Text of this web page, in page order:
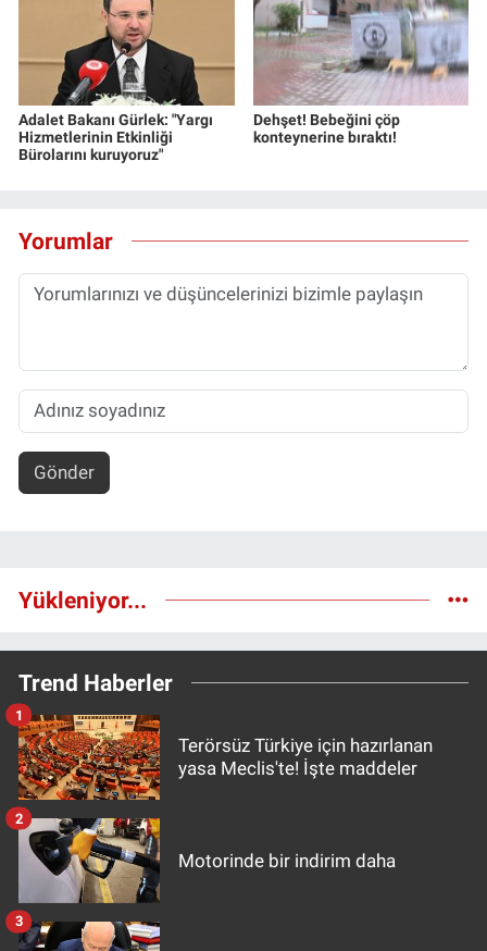
Adalet Bakanı Gürlek: "Yargı
Hizmetlerinin Etkinliği
Bürolarını kuruyoruz"
Dehşet! Bebeğini çöp
konteynerine bıraktı!
Yorumlar
Gönder
Yükleniyor...
Trend Haberler
Terörsüz Türkiye için hazırlanan
yasa Meclis'te! İşte maddeler
1
Motorinde bir indirim daha
2
3